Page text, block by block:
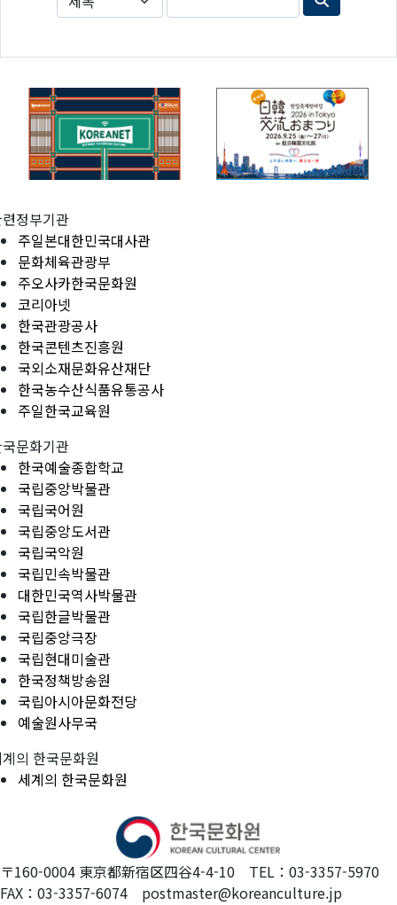
정부기관
주일본대한민국대사관
문화체육관광부
주오사카한국문화원
코리아넷
한국관광공사
한국콘텐츠진흥원
국외소재문화유산재단
한국농수산식품유통공사
주일한국교육원
문화기관
한국예술종합학교
국립중앙박물관
국립국어원
국립중앙도서관
국립국악원
국립민속박물관
대한민국역사박물관
국립한글박물관
국립중앙극장
국립현대미술관
한국정책방송원
국립아시아문화전당
예술원사무국
의 한국문화원
세계의 한국문화원
〒160-0004 東京都新宿区四谷4-4-10 TEL：03-3357-5970
FAX：03-3357-6074 postmaster@koreanculture.jp